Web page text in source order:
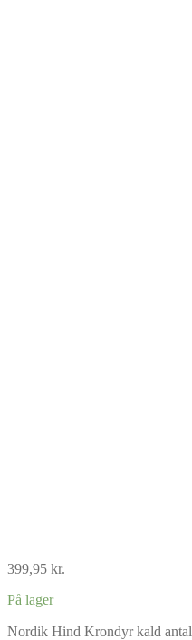
399,95 kr.
På lager
Nordik Hind Krondyr kald antal